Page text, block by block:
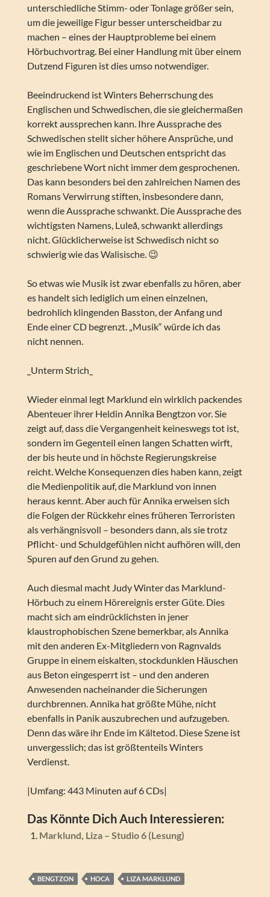
unterschiedliche Stimm- oder Tonlage größer sein,
um die jeweilige Figur besser unterscheidbar zu
machen – eines der Hauptprobleme bei einem
Hörbuchvortrag. Bei einer Handlung mit über einem
Dutzend Figuren ist dies umso notwendiger.
Beeindruckend ist Winters Beherrschung des
Englischen und Schwedischen, die sie gleichermaßen
korrekt aussprechen kann. Ihre Aussprache des
Schwedischen stellt sicher höhere Ansprüche, und
wie im Englischen und Deutschen entspricht das
geschriebene Wort nicht immer dem gesprochenen.
Das kann besonders bei den zahlreichen Namen des
Romans Verwirrung stiften, insbesondere dann,
wenn die Aussprache schwankt. Die Aussprache des
wichtigsten Namens, Luleå, schwankt allerdings
nicht. Glücklicherweise ist Schwedisch nicht so
schwierig wie das Walisische. 😉
So etwas wie Musik ist zwar ebenfalls zu hören, aber
es handelt sich lediglich um einen einzelnen,
bedrohlich klingenden Basston, der Anfang und
Ende einer CD begrenzt. „Musik“ würde ich das
nicht nennen.
_Unterm Strich_
Wieder einmal legt Marklund ein wirklich packendes
Abenteuer ihrer Heldin Annika Bengtzon vor. Sie
zeigt auf, dass die Vergangenheit keineswegs tot ist,
sondern im Gegenteil einen langen Schatten wirft,
der bis heute und in höchste Regierungskreise
reicht. Welche Konsequenzen dies haben kann, zeigt
die Medienpolitik auf, die Marklund von innen
heraus kennt. Aber auch für Annika erweisen sich
die Folgen der Rückkehr eines früheren Terroristen
als verhängnisvoll – besonders dann, als sie trotz
Pflicht- und Schuldgefühlen nicht aufhören will, den
Spuren auf den Grund zu gehen.
Auch diesmal macht Judy Winter das Marklund-
Hörbuch zu einem Hörereignis erster Güte. Dies
macht sich am eindrücklichsten in jener
klaustrophobischen Szene bemerkbar, als Annika
mit den anderen Ex-Mitgliedern von Ragnvalds
Gruppe in einem eiskalten, stockdunklen Häuschen
aus Beton eingesperrt ist – und den anderen
Anwesenden nacheinander die Sicherungen
durchbrennen. Annika hat größte Mühe, nicht
ebenfalls in Panik auszubrechen und aufzugeben.
Denn das wäre ihr Ende im Kältetod. Diese Szene ist
unvergesslich; das ist größtenteils Winters
Verdienst.
|Umfang: 443 Minuten auf 6 CDs|
Das Könnte Dich Auch Interessieren:
Marklund, Liza – Studio 6 (Lesung)
BENGTZON HOCA LIZA MARKLUND